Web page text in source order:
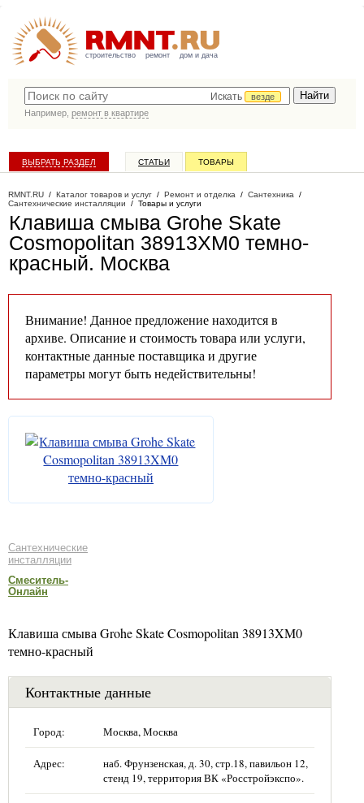
строительство ремонт дом и дача
Искать
везде
Например, ремонт в квартире
ВЫБРАТЬ РАЗДЕЛ СТАТЬИ ТОВАРЫ
RMNT.RU / Каталог товаров и услуг / Ремонт и отделка / Сантехника /
Сантехнические инсталляции / Товары и услуги
Клавиша смыва Grohe Skate
Cosmopolitan 38913XM0 темно-
красный. Москва
Внимание! Данное предложение находится в
архиве. Описание и стоимость товара или услуги,
контактные данные поставщика и другие
параметры могут быть недействительны!
Сантехнические
инсталляции
Смеситель-
Онлайн
Клавиша смыва Grohe Skate Cosmopolitan 38913XM0
темно-красный
Контактные данные
Город: Москва, Москва
Адрес:
наб. Фрунзенская, д. 30, стр.18, павильон 12,
стенд 19, территория ВК «Росстройэкспо».